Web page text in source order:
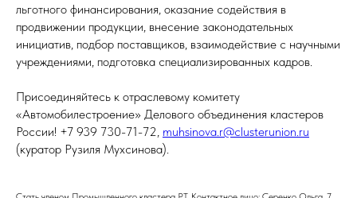
льготного финансирования, оказание содействия в
продвижении продукции, внесение законодательных
инициатив, подбор поставщиков, взаимодействие с научными
учреждениями, подготовка специализированных кадров.
Присоединяйтесь к отраслевому комитету
«Автомобилестроение» Делового объединения кластеров
России! +7 939 730-71-72, muhsinova.r@clusterunion.ru
(куратор Рузиля Мухсинова).